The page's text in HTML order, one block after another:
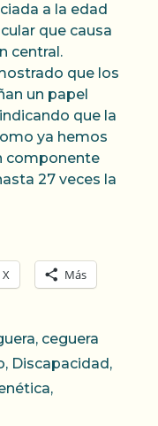
a la edad
que causa
central.
que los
un papel
que la
ya hemos
componente
27 veces la
X Más
, ceguera
, Discapacidad ,
,